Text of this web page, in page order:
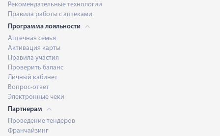
Рекомендательные технологии
Правила работы с аптеками
Программа лояльности
Аптечная семья
Активация карты
Правила участия
Проверить баланс
Личный кабинет
Вопрос-ответ
Электронные чеки
Партнерам
Проведение тендеров
Франчайзинг